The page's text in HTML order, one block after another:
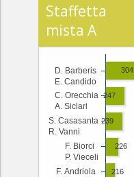
Staffetta
mista A
F. Andriola
F. Biorci
P. Vieceli
S. Casasanta
R. Vanni
C. Orecchia
A. Siclari
D. Barberis
E. Candido
216
226
239
247
304